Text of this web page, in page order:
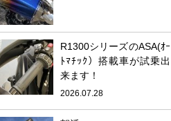
R1300シリーズのASA(ｵｰ
ﾄﾏﾁｯｸ）搭載車が試乗出
来ます！
2026.07.28